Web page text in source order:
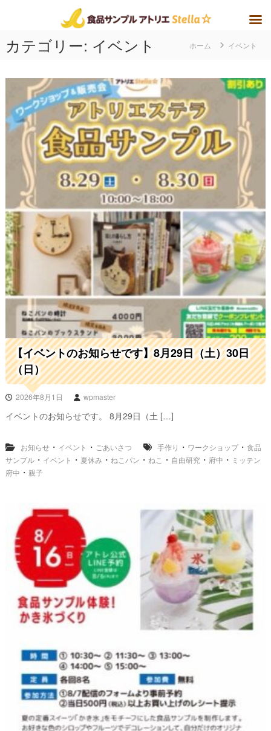
ン
キ
カテゴリー: イベント ホーム イベント
【イベントのお知らせです】8月29日（土）30日
（日）
2026年8月1日 wpmaster
イベントのお知らせです。 8月29日（土 […]
お知らせ・ イベント ・ ごあいさつ 手作り ・ ワークショップ・ 食品
サンプル・ イベント ・ 夏休み・ ねこパン ・ ねこ ・ 自由研究・ 府中 ・ ミッテン
府中 ・ 親子